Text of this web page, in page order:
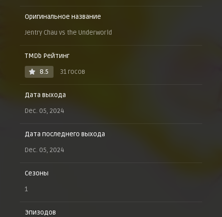
Оригинальное название
Jentry Chau vs the Underworld
TMDb Рейтинг
8.5
31 госов
Дата выхода
Dec. 05, 2024
Дата последнего выхода
Dec. 05, 2024
Сезоны
1
Эпизодов